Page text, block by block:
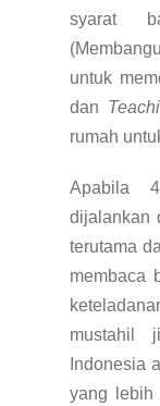
syarat
untuk
dan
rumah
Apabila
dijalankan
terutama
membaca
mustahil
Indonesia
yang lebih